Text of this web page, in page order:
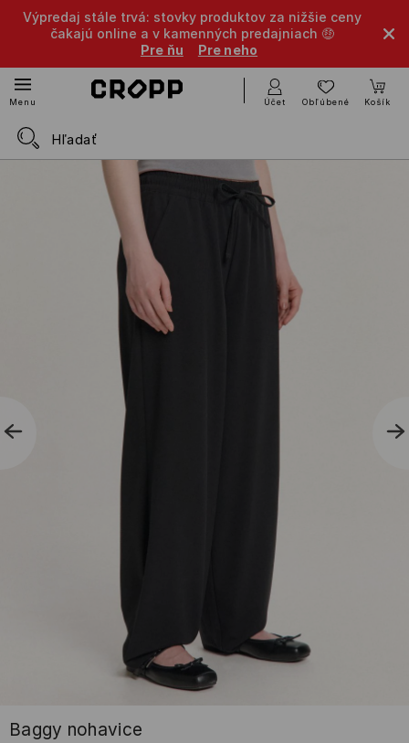
Výpredaj stále trvá: stovky produktov za nižšie ceny
čakajú online a v kamenných predajniach 🤑
Pre ňu
Pre neho
Menu Účet Obľúbené Košík
Baggy nohavice